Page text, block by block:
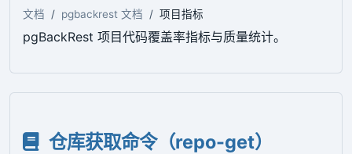
文档 pgbackrest 文档 项目指标
pgBackRest 项目代码覆盖率指标与质量统计。
仓库获取命令（repo-get）